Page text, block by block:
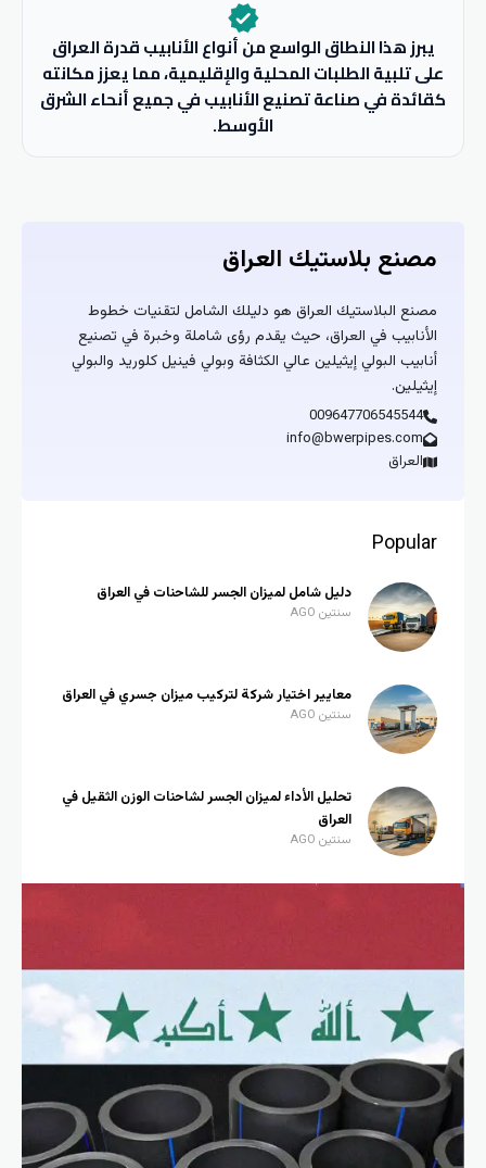
verified
يبرز هذا النطاق الواسع من أنواع الأنابيب قدرة العراق
على تلبية الطلبات المحلية والإقليمية، مما يعزز مكانته
كقائدة في صناعة تصنيع الأنابيب في جميع أنحاء الشرق
الأوسط.
مصنع بلاستيك العراق
مصنع البلاستيك العراق هو دليلك الشامل لتقنيات خطوط
الأنابيب في العراق، حيث يقدم رؤى شاملة وخبرة في تصنيع
أنابيب البولي إيثيلين عالي الكثافة وبولي فينيل كلوريد والبولي
إيثيلين.
009647706545544
info@bwerpipes.com
العراق
Popular
دليل شامل لميزان الجسر للشاحنات في العراق
سنتين AGO
معايير اختيار شركة لتركيب ميزان جسري في العراق
سنتين AGO
تحليل الأداء لميزان الجسر لشاحنات الوزن الثقيل في
العراق
سنتين AGO